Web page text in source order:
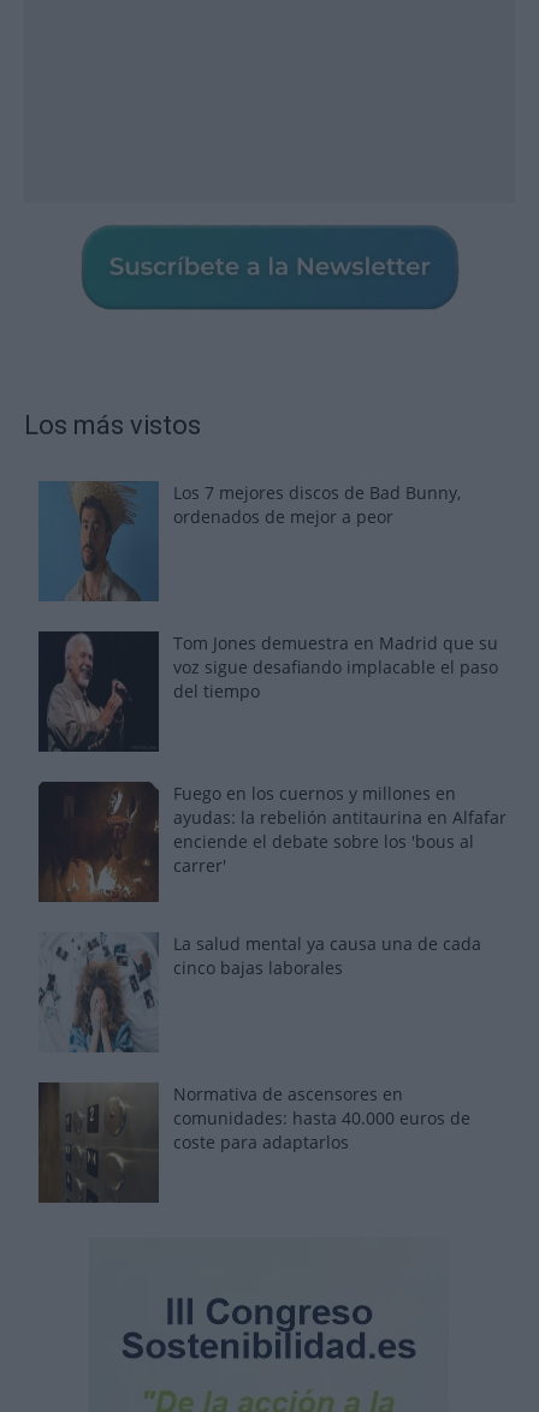
Los más vistos
Los 7 mejores discos de Bad Bunny,
ordenados de mejor a peor
Tom Jones demuestra en Madrid que su
voz sigue desafiando implacable el paso
del tiempo
Fuego en los cuernos y millones en
ayudas: la rebelión antitaurina en Alfafar
enciende el debate sobre los 'bous al
carrer'
La salud mental ya causa una de cada
cinco bajas laborales
Normativa de ascensores en
comunidades: hasta 40.000 euros de
coste para adaptarlos